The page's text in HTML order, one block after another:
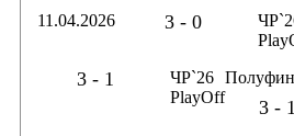
11.04.2026 3 - 0
3 - 1
ЧР`26
PlayOff
3 - 1